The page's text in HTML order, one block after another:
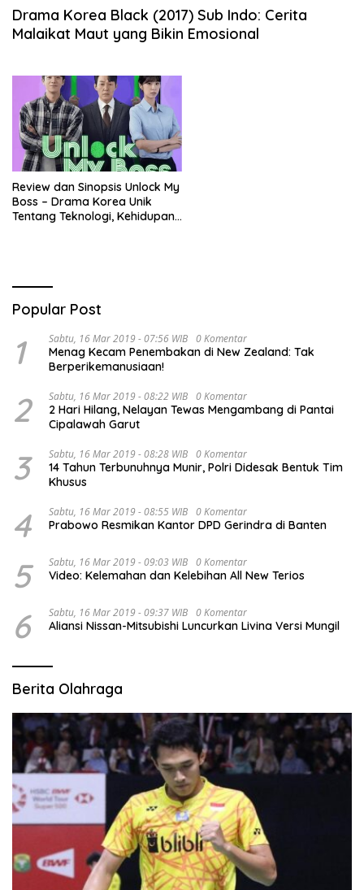
Drama Korea Black (2017) Sub Indo: Cerita
Malaikat Maut yang Bikin Emosional
Review dan Sinopsis Unlock My
Boss – Drama Korea Unik
Tentang Teknologi, Kehidupan,
Popular Post
1 Sabtu, 16 Mar 2019 - 07:56 WIB 0 Komentar
Menag Kecam Penembakan di New Zealand: Tak
Berperikemanusiaan!
2 Sabtu, 16 Mar 2019 - 08:22 WIB 0 Komentar
2 Hari Hilang, Nelayan Tewas Mengambang di Pantai
Cipalawah Garut
3 Sabtu, 16 Mar 2019 - 08:28 WIB 0 Komentar
14 Tahun Terbunuhnya Munir, Polri Didesak Bentuk Tim
Khusus
4 Sabtu, 16 Mar 2019 - 08:55 WIB 0 Komentar
Prabowo Resmikan Kantor DPD Gerindra di Banten
5 Sabtu, 16 Mar 2019 - 09:03 WIB 0 Komentar
Video: Kelemahan dan Kelebihan All New Terios
6 Sabtu, 16 Mar 2019 - 09:37 WIB 0 Komentar
Aliansi Nissan-Mitsubishi Luncurkan Livina Versi Mungil
Berita Olahraga